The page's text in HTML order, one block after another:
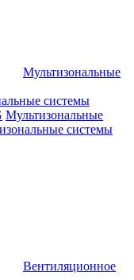
Мультизональные
системы
Мультизональные
системы
Вентиляционное